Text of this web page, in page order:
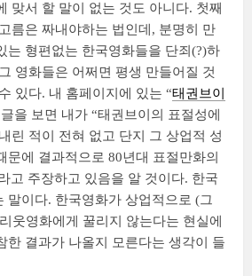
맞서 할 말이 없는 것도 아니다. 첫째
름은 짜내야하는 법인데, 분명히 만
는 형편없는 한국영화들을 단죄(?)하
영화들은 어쩌면 평생 만들어질 것
있다. 내 홈페이지에 있는 “태권브이
을 보면 내가 “태권브이의 표절성에
린 적이 전혀 없고 단지 그 상업적 성
문에 결과적으로 80년대 표절만화의
고 주장하고 있음을 알 것이다. 한국
말이다. 한국영화가 상업적으로 (그
웃영화에게 꿀리지 않는다는 현실에
한 결과가 나올지 모른다는 생각이 들